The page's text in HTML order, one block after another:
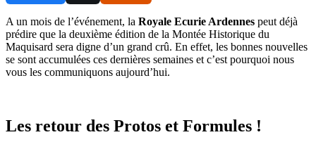
A un mois de l’événement, la Royale Ecurie Ardennes peut déjà
prédire que la deuxième édition de la Montée Historique du
Maquisard sera digne d’un grand crû. En effet, les bonnes nouvelles
se sont accumulées ces dernières semaines et c’est pourquoi nous
vous les communiquons aujourd’hui.
Les retour des Protos et Formules !